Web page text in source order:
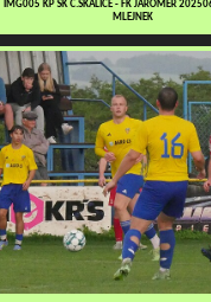
IMG005 KP SK C.SKALICE - FK JAROMER
MLEJNEK